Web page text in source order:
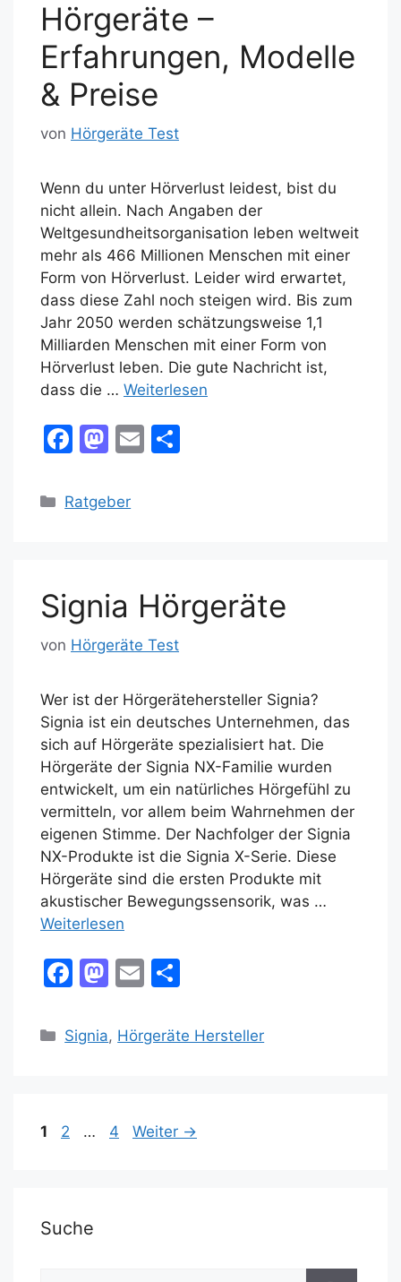
k
Hörgeräte –
Erfahrungen, Modelle
& Preise
von Hörgeräte Test
Wenn du unter Hörverlust leidest, bist du
nicht allein. Nach Angaben der
Weltgesundheitsorganisation leben weltweit
mehr als 466 Millionen Menschen mit einer
Form von Hörverlust. Leider wird erwartet,
dass diese Zahl noch steigen wird. Bis zum
Jahr 2050 werden schätzungsweise 1,1
Milliarden Menschen mit einer Form von
Hörverlust leben. Die gute Nachricht ist,
dass die … Weiterlesen
F
c
o
k
M
st
n
E
Kategorien
Ratgeber
Signia Hörgeräte
von Hörgeräte Test
Wer ist der Hörgerätehersteller Signia?
Signia ist ein deutsches Unternehmen, das
sich auf Hörgeräte spezialisiert hat. Die
Hörgeräte der Signia NX-Familie wurden
entwickelt, um ein natürliches Hörgefühl zu
vermitteln, vor allem beim Wahrnehmen der
eigenen Stimme. Der Nachfolger der Signia
NX-Produkte ist die Signia X-Serie. Diese
Hörgeräte sind die ersten Produkte mit
akustischer Bewegungssensorik, was …
Weiterlesen
F
c
o
M
st
n
E
ai le
Kategorien
Signia, Hörgeräte Hersteller
Seite
1 Seite
2 … Seite
4 Weiter →
Suche